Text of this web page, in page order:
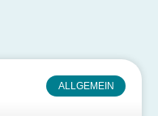
ALLGEMEIN